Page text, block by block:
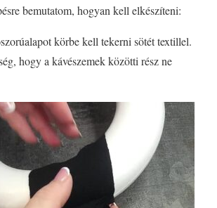
bemutatom, hogyan kell elkészíteni:
körbe kell tekerni sötét textillel.
hogy a kávészemek közötti rész ne